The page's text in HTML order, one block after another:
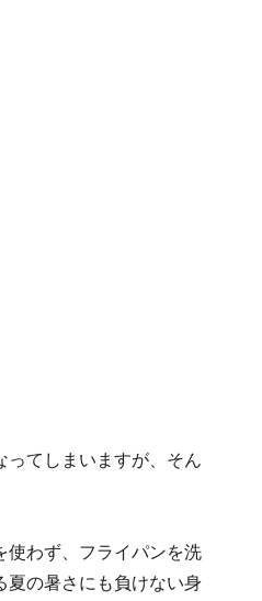
ってしまいますが、そん
使わず、フライパンを洗
夏の暑さにも負けない身